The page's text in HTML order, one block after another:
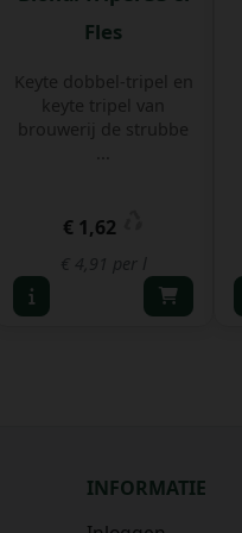
Fles
Keyte dobbel-tripel en
keyte tripel van
brouwerij de strubbe
€ 1,62
€ 4,91 per l
INFORMATIE